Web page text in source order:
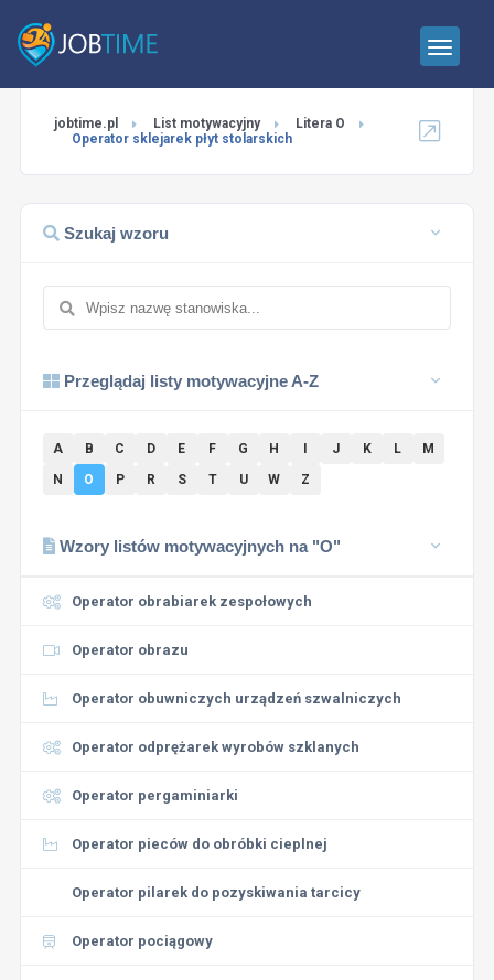
jobtime.pl List motywacyjny
Litera O
Operator sklejarek płyt stolarskich
Szukaj wzoru
Przeglądaj listy motywacyjne A-Z
A B C D E F G H J K L
M
N
O P R S T U W Z
Wzory listów motywacyjnych na "O"
Operator obrabiarek zespołowych
Operator obrazu
Operator obuwniczych urządzeń szwalniczych
Operator odprężarek wyrobów szklanych
Operator pergaminiarki
Operator pieców do obróbki cieplnej
Operator pilarek do pozyskiwania tarcicy
Operator pociągowy